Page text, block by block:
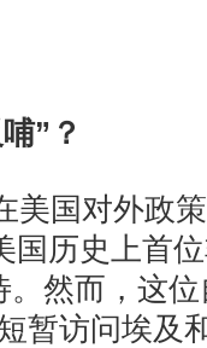
”？
国对外政策
国历史上首
然而，这
暂访问埃及